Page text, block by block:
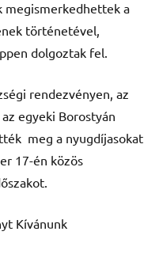
megismerkedhettek a
történetével,
dolgoztak fel.
rendezvényen, az
egyeki Borostyán
meg a nyugdíjasokat
17-én közös
Kívánunk